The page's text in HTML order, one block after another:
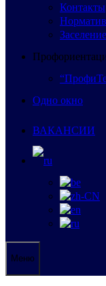
Контакты
Заселение
Одно окно
ВАКАНСИИ
Меню